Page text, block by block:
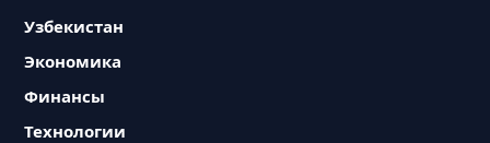
Узбекистан
Экономика
Финансы
Технологии